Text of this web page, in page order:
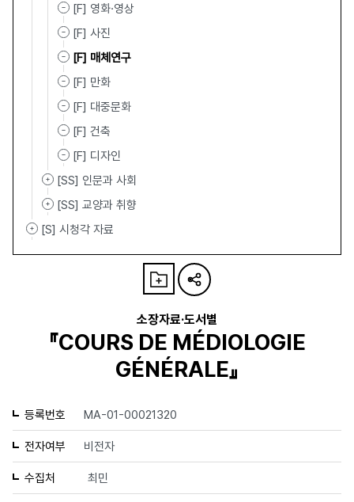
[F] 영화·영상
[F] 사진
[F] 매체연구
[F] 만화
[F] 대중문화
[F] 건축
[F] 디자인
[SS] 인문과 사회
[SS] 교양과 취향
[S] 시청각 자료
소장자료·도서별
『COURS DE MÉDIOLOGIE
GÉNÉRALE』
등록번호 MA-01-00021320
전자여부 비전자
수집처 최민